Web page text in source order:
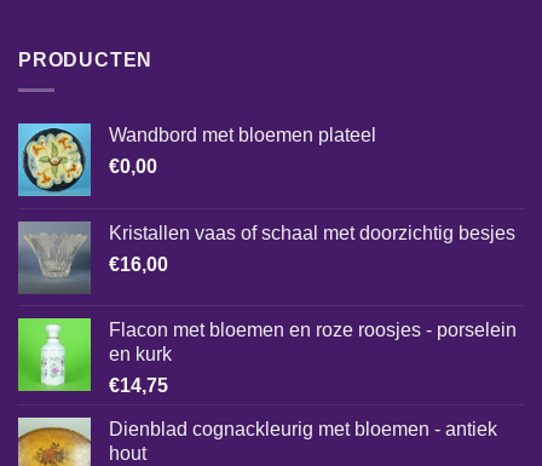
PRODUCTEN
Wandbord met bloemen plateel
€0,00
Kristallen vaas of schaal met doorzichtig besjes
€16,00
Flacon met bloemen en roze roosjes - porselein
en kurk
€14,75
Dienblad cognackleurig met bloemen - antiek
hout